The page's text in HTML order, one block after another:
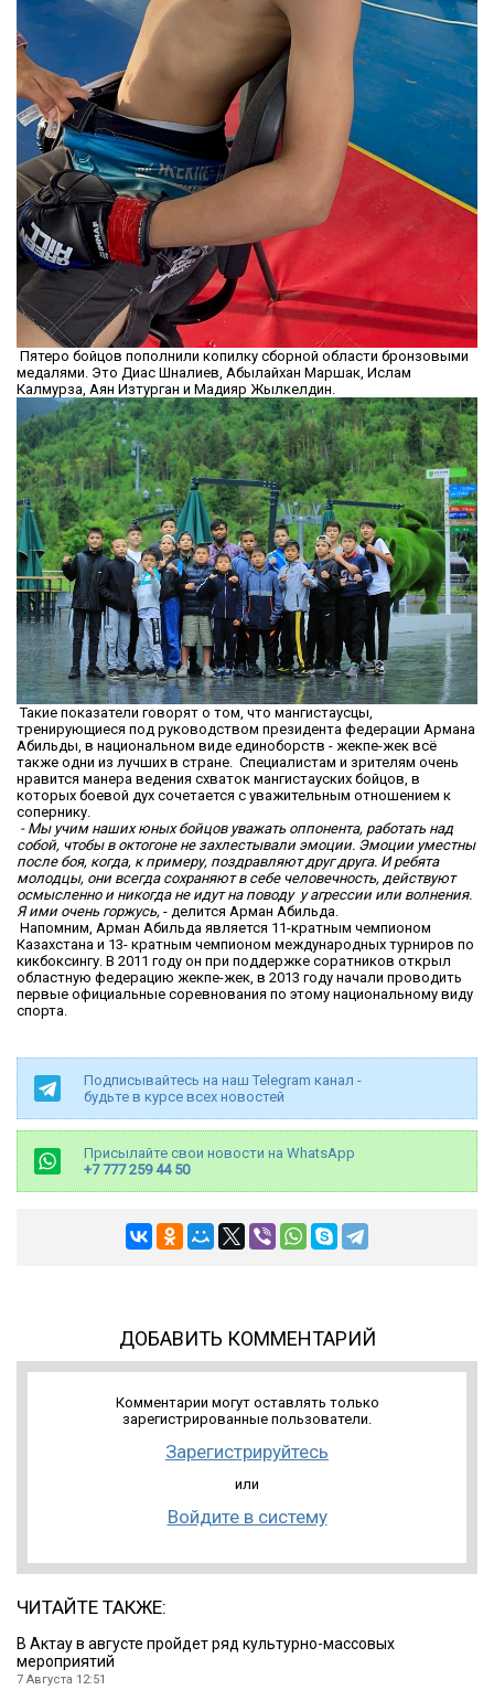
Пятеро бойцов пополнили копилку сборной области бронзовыми
медалями. Это Диас Шналиев, Абылайхан Маршак, Ислам
Калмурза, Аян Изтурган и Мадияр Жылкелдин.
Такие показатели говорят о том, что мангистаусцы,
тренирующиеся под руководством президента федерации Армана
Абильды, в национальном виде единоборств - жекпе-жек всё
также одни из лучших в стране. Специалистам и зрителям очень
нравится манера ведения схваток мангистауских бойцов, в
которых боевой дух сочетается с уважительным отношением к
сопернику.
- Мы учим наших юных бойцов уважать оппонента, работать над
собой, чтобы в октогоне не захлестывали эмоции. Эмоции уместны
после боя, когда, к примеру, поздравляют друг друга. И ребята
молодцы, они всегда сохраняют в себе человечность, действуют
осмысленно и никогда не идут на поводу у агрессии или волнения.
Я ими очень горжусь, - делится Арман Абильда.
Напомним, Арман Абильда является 11-кратным чемпионом
Казахстана и 13- кратным чемпионом международных турниров по
кикбоксингу. В 2011 году он при поддержке соратников открыл
областную федерацию жекпе-жек, в 2013 году начали проводить
первые официальные соревнования по этому национальному виду
спорта.
Подписывайтесь на наш Telegram канал -
будьте в курсе всех новостей
Присылайте свои новости на WhatsApp
+7 777 259 44 50
ДОБАВИТЬ КОММЕНТАРИЙ
Комментарии могут оставлять только
зарегистрированные пользователи.
Зарегистрируйтесь
или
Войдите в систему
ЧИТАЙТЕ ТАКЖЕ:
В Актау в августе пройдет ряд культурно-массовых
мероприятий
7 Августа 12:51